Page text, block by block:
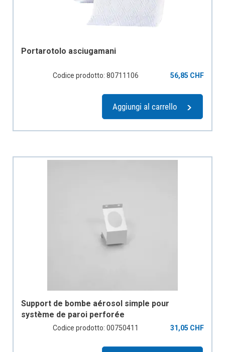
Portarotolo asciugamani
Codice prodotto: 80711106 56,85 CHF
Aggiungi al carrello
Support de bombe aérosol simple pour
système de paroi perforée
Codice prodotto: 00750411 31,05 CHF